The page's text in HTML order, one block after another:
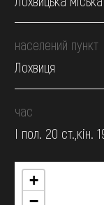
населений пункт
Лохвиця
час
І пол. 20 ст.,кін.
+
−